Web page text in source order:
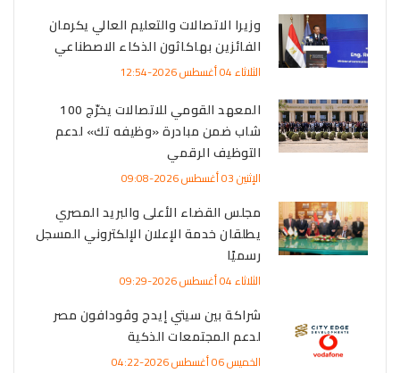
وزيرا الاتصالات والتعليم العالي يكرمان
الفائزين بهاكاثون الذكاء الاصطناعي
الثلاثاء 04 أغسطس 2026-12:54
المعهد القومي للاتصالات يخرّج 100
شاب ضمن مبادرة «وظيفه تك» لدعم
التوظيف الرقمي
الإثنين 03 أغسطس 2026-09:08
مجلس القضاء الأعلى والبريد المصري
يطلقان خدمة الإعلان الإلكتروني المسجل
رسميًا
الثلاثاء 04 أغسطس 2026-09:29
شراكة بين سيتي إيدج وڤودافون مصر
لدعم المجتمعات الذكية
الخميس 06 أغسطس 2026-04:22